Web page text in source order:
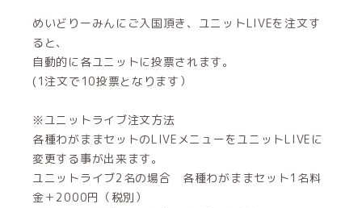
めいどりーみんにご入国頂き、ユニットLIVEを注文す
ると、
自動的に各ユニットに投票されます。
(1注文で10投票となります）
※ユニットライブ注文方法
各種わがままセットのLIVEメニューをユニットLIVEに
変更する事が出来ます。
ユニットライブ2名の場合 各種わがままセット1名料
金＋2000円（税別）